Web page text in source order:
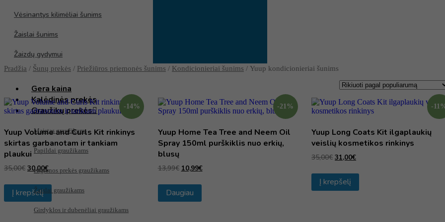
Smulki virtuvės įranga
Maisto smulkintuvai
Dėklai – rankinės – kosmetinės
Gera kaina
Kalėdinės prekės
Graužikų prekės
Maistas graužikams
Papildai graužikams
Higienos prekės graužikams
Žaislai graužikams
Girdyklos ir dubenėliai graužikams
Vėsinantys kilimėliai šunims
Žaislai šunims
Žaizdų gydymui
Pradžia / Šunų prekės / Priežiūros priemonės šunims / Kondicionieriai šunims / Yuup kondicionieriai šunims
-14%
Yuup Volume and Curls Kit rinkinys
skirtas garbanotam ir tankiam
plaukui
35,00€ 30,00€
Į krepšelį
-21%
Yuup Home Tea Tree and Neem Oil
Spray 150ml purškiklis nuo erkių,
blusų
13,99€ 10,99€
Daugiau
-
Yuup Long Coats Kit ilgaplaukių
veislių kosmetikos rinkinys
35,00€ 31,00€
Į krepšelį